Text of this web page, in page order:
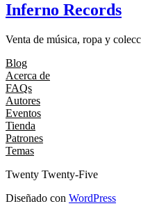
Inferno Records
Venta de música, ropa y
Blog
Acerca de
FAQs
Autores
Eventos
Tienda
Patrones
Temas
Twenty Twenty-Five
Diseñado con WordPress